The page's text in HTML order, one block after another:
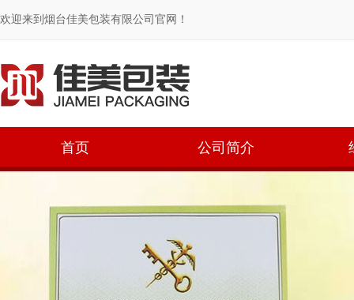
欢迎来到烟台佳美包装有限公司官网！
首页 公司简介